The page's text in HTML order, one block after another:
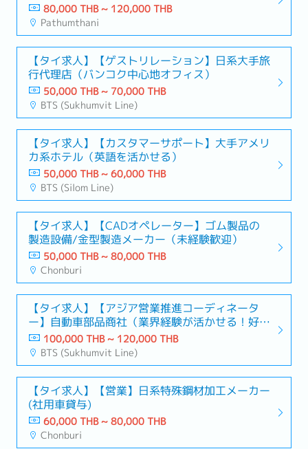
80,000 THB ~ 120,000 THB
Pathumthani
【タイ求人】【ゲストリレーション】日系大手旅
行代理店（バンコク中心地オフィス）
50,000 THB ~ 70,000 THB
BTS (Sukhumvit Line)
【タイ求人】【カスタマーサポート】大手アメリ
カ系ホテル（英語を活かせる）
50,000 THB ~ 60,000 THB
BTS (Silom Line)
【タイ求人】【CADオペレーター】ゴム製品の
製造設備/金型製造メーカー（未経験歓迎）
50,000 THB ~ 80,000 THB
Chonburi
【タイ求人】【アジア営業推進コーディネータ
ー】自動車部品商社（業界経験が活かせる！好条
件）100,000 THB ~ 120,000 THB
BTS (Sukhumvit Line)
【タイ求人】【営業】日系特殊鋼材加工メーカー
(社用車貸与)
60,000 THB ~ 80,000 THB
Chonburi